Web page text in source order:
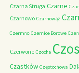
Czarna Struga Czarne
Czarnowo Czarnowąż
Czermno Czernice Borowe
Czerwone Czocha
Cząstków Częstochowa